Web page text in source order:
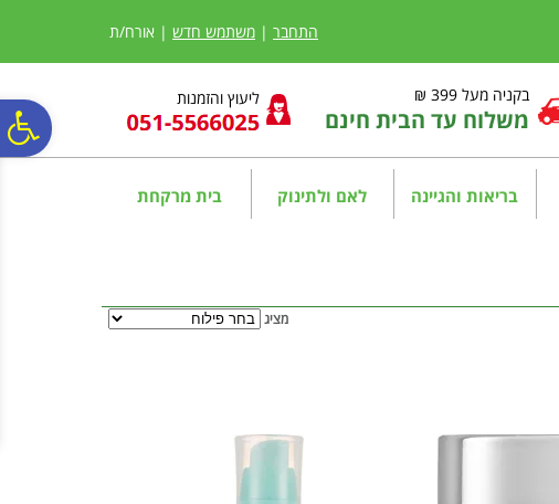
נגישות
אתר
המרכזי התחבר | משתמש חדש | אורח/ת
בקניה מעל 399 ₪
משלוח עד הבית חינם
ליעוץ והזמנות
בריאות והגיינה לאם ולתינוק בית מרקחת
מציג